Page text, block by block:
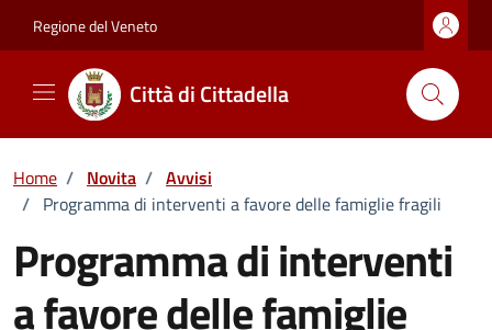
Regione del Veneto
Città di Cittadella
Home / Novita / Avvisi
/ Programma di interventi a favore delle famiglie fragili
Programma di interventi
a favore delle famiglie